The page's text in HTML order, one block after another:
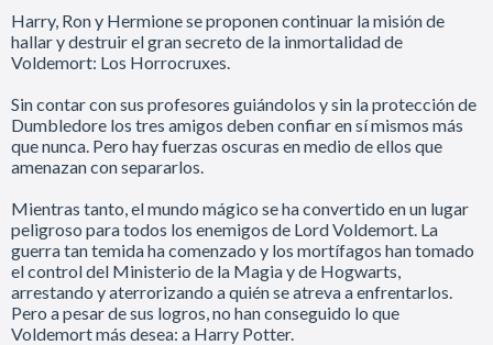
Harry, Ron y Hermione se proponen continuar la misión de
hallar y destruir el gran secreto de la inmortalidad de
Voldemort: Los Horrocruxes.
Sin contar con sus profesores guiándolos y sin la protección de
Dumbledore los tres amigos deben confiar en sí mismos más
que nunca. Pero hay fuerzas oscuras en medio de ellos que
amenazan con separarlos.
Mientras tanto, el mundo mágico se ha convertido en un lugar
peligroso para todos los enemigos de Lord Voldemort. La
guerra tan temida ha comenzado y los mortífagos han tomado
el control del Ministerio de la Magia y de Hogwarts,
arrestando y aterrorizando a quién se atreva a enfrentarlos.
Pero a pesar de sus logros, no han conseguido lo que
Voldemort más desea: a Harry Potter.